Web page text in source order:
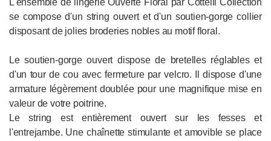
L'ensemble de lingerie Ouverte Floral par Cottelli Collection
se compose d'un string ouvert et d'un soutien-gorge collier
disposant de jolies broderies nobles au motif floral.
Le soutien-gorge ouvert dispose de bretelles réglables et
d'un tour de cou avec fermeture par velcro. Il dispose d'une
armature légèrement doublée pour une magnifique mise en
valeur de votre poitrine.
Le string est entièrement ouvert sur les fesses et
l'entrejambe. Une chaînette stimulante et amovible se place